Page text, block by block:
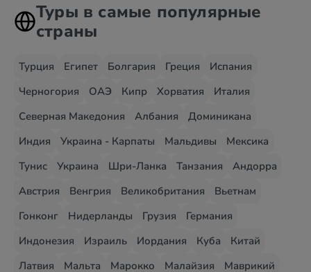
Туры в самые популярные
страны
Турция Египет Болгария Греция
Испания
Черногория
ОАЭ Кипр Хорватия
Италия
Северная Македония
Албания
Доминикана
Индия
Украина - Карпаты Мальдивы
Мексика
Тунис
Украина Шри-Ланка Танзания
Андорра
Австрия
Венгрия Великобритания
Вьетнам
Гонконг
Нидерланды Грузия
Германия
Индонезия
Израиль Иордания Куба
Китай
Латвия
Мальта Марокко Малайзия
Маврикий